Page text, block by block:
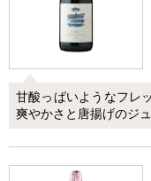
甘酸っぱいようなフレ
爽やかさと唐揚げのジ